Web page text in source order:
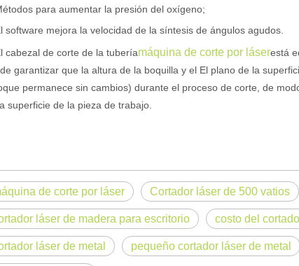
adaptada a una audiencia internacional manteniendo el tono
para aumentar la presión del oxígeno;
software mejora la velocidad de la síntesis de ángulos agudos.
cabezal de corte de la tuberíamáquina de corte por láserestá
garantizar que la altura de la boquilla y el El plano de la
permanece sin cambios) durante el proceso de corte, de
superficie de la pieza de trabajo.
de corte por láser Cortador láser de 500 vatios
láser de madera para escritorio costo del
láser de metal pequeño cortador láser de metal